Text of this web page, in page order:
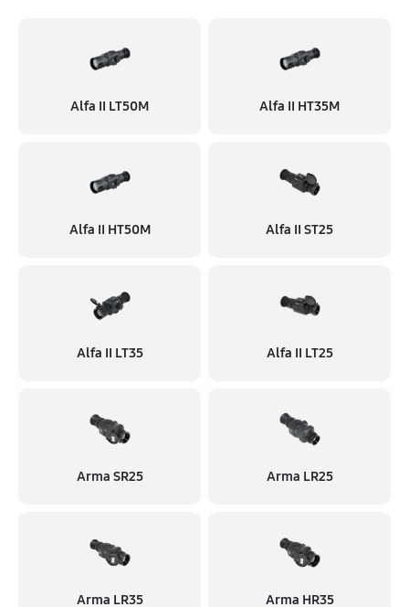
Alfa II LT50M Alfa II HT35M
Alfa II HT50M Alfa II ST25
Alfa II LT35 Alfa II LT25
Arma SR25 Arma LR25
Arma LR35 Arma HR35